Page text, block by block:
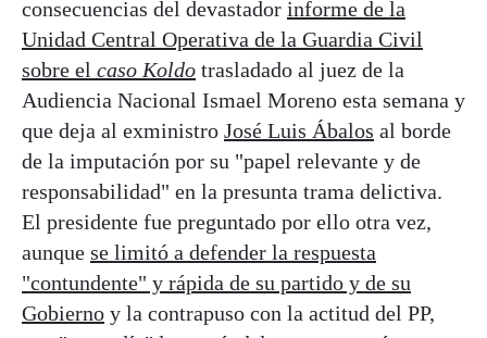
consecuencias del devastador informe de la
Unidad Central Operativa de la Guardia Civil
sobre el caso Koldo trasladado al juez de la
Audiencia Nacional Ismael Moreno esta semana y
que deja al exministro José Luis Ábalos al borde
de la imputación por su "papel relevante y de
responsabilidad" en la presunta trama delictiva.
El presidente fue preguntado por ello otra vez,
aunque se limitó a defender la respuesta
"contundente" y rápida de su partido y de su
Gobierno y la contrapuso con la actitud del PP,